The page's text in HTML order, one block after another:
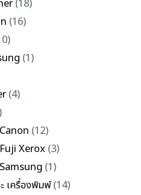
(18)
(16)
(1)
(4)
(12)
Fuji Xerox (3)
Samsung (1)
เครื่องพิมพ์(14)